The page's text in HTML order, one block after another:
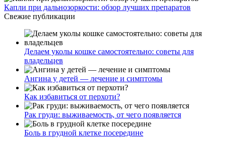
Капли при дальнозоркости: обзор лучших препаратов
Свежие публикации
Делаем уколы кошке самостоятельно: советы для
владельцев
Ангина у детей — лечение и симптомы
Как избавиться от перхоти?
Рак груди: выживаемость, от чего появляется
Боль в грудной клетке посередине